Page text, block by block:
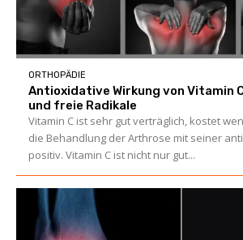
ORTHOPÄDIE
Antioxidative Wirkung von Vitamin
und freie Radikale
Vitamin C ist sehr gut verträglich, kostet
die Behandlung der Arthrose mit seiner
positiv. Vitamin C ist nicht nur gut...